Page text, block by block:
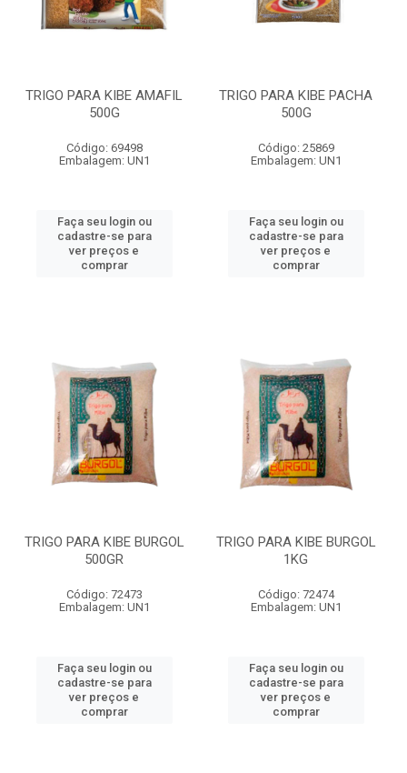
TRIGO PARA KIBE AMAFIL
500G
Código: 69498
Embalagem: UN1
Faça seu login ou
cadastre-se para
ver preços e
comprar
TRIGO PARA KIBE PACHA
500G
Código: 25869
Embalagem: UN1
Faça seu login ou
cadastre-se para
ver preços e
comprar
TRIGO PARA KIBE BURGOL
500GR
Código: 72473
Embalagem: UN1
Faça seu login ou
cadastre-se para
ver preços e
comprar
TRIGO PARA KIBE BURGOL
1KG
Código: 72474
Embalagem: UN1
Faça seu login ou
cadastre-se para
ver preços e
comprar